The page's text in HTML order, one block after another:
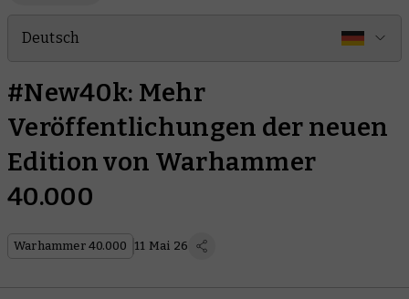
Deutsch
#New40k: Mehr
Veröffentlichungen der neuen
Edition von Warhammer
40.000
Warhammer 40.000 11 Mai 26